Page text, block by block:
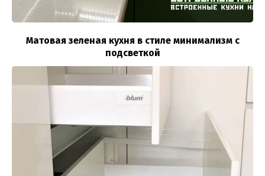
Матовая зеленая кухня в стиле минимализм с
подсветкой